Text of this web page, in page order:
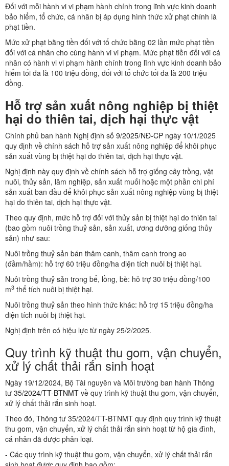
Đối với mỗi hành vi vi phạm hành chính trong lĩnh vực kinh doanh
bảo hiểm, tổ chức, cá nhân bị áp dụng hình thức xử phạt chính là
phạt tiền.
Mức xử phạt bằng tiền đối với tổ chức bằng 02 lần mức phạt tiền
đối với cá nhân cho cùng hành vi vi phạm. Mức phạt tiền đối với cá
nhân có hành vi vi phạm hành chính trong lĩnh vực kinh doanh bảo
hiểm tối đa là 100 triệu đồng, đối với tổ chức tối đa là 200 triệu
đồng.
Hỗ trợ sản xuất nông nghiệp bị thiệt
hại do thiên tai, dịch hại thực vật
Chính phủ ban hành Nghị định số 9/2025/NĐ-CP ngày 10/1/2025
quy định về chính sách hỗ trợ sản xuất nông nghiệp để khôi phục
sản xuất vùng bị thiệt hại do thiên tai, dịch hại thực vật.
Nghị định này quy định về chính sách hỗ trợ giống cây trồng, vật
nuôi, thủy sản, lâm nghiệp, sản xuất muối hoặc một phần chi phí
sản xuất ban đầu để khôi phục sản xuất nông nghiệp vùng bị thiệt
hại do thiên tai, dịch hại thực vật.
Theo quy định, mức hỗ trợ đối với thủy sản bị thiệt hại do thiên tai
(bao gồm nuôi trồng thuỷ sản, sản xuất, ương dưỡng giống thủy
sản) như sau:
Nuôi trồng thuỷ sản bán thâm canh, thâm canh trong ao
(đầm/hầm): hỗ trợ 60 triệu đồng/ha diện tích nuôi bị thiệt hại.
Nuôi trồng thuỷ sản trong bể, lồng, bè: hỗ trợ 30 triệu đồng/100
m3 thể tích nuôi bị thiệt hại.
Nuôi trồng thuỷ sản theo hình thức khác: hỗ trợ 15 triệu đồng/ha
diện tích nuôi bị thiệt hại.
Nghị định trên có hiệu lực từ ngày 25/2/2025.
Quy trình kỹ thuật thu gom, vận chuyển,
xử lý chất thải rắn sinh hoạt
Ngày 19/12/2024, Bộ Tài nguyên và Môi trường ban hành Thông
tư 35/2024/TT-BTNMT về quy trình kỹ thuật thu gom, vận chuyển,
xử lý chất thải rắn sinh hoạt.
Theo đó, Thông tư 35/2024/TT-BTNMT quy định quy trình kỹ thuật
thu gom, vận chuyển, xử lý chất thải rắn sinh hoạt từ hộ gia đình,
cá nhân đã được phân loại.
- Các quy trình kỹ thuật thu gom, vận chuyển, xử lý chất thải rắn